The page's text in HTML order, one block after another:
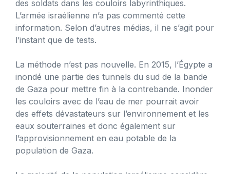
des soldats dans les couloirs labyrinthiques.
L’armée israélienne n’a pas commenté cette
information. Selon d’autres médias, il ne s’agit pour
l’instant que de tests.
La méthode n’est pas nouvelle. En 2015, l’Égypte a
inondé une partie des tunnels du sud de la bande
de Gaza pour mettre fin à la contrebande. Inonder
les couloirs avec de l’eau de mer pourrait avoir
des effets dévastateurs sur l’environnement et les
eaux souterraines et donc également sur
l’approvisionnement en eau potable de la
population de Gaza.